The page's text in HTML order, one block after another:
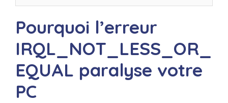
Pourquoi l’erreur
IRQL_NOT_LESS_OR_
EQUAL paralyse votre
PC